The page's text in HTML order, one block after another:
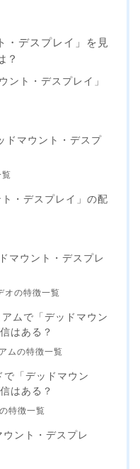
・デスプレイ」を見
？
ント・デスプレイ」
ドマウント・デスプ
・デスプレイ」の配
マウント・デスプレ
オの特徴一覧
ムで「デッドマウン
はある？
ムの特徴一覧
「デッドマウン
はある？
特徴一覧
ント・デスプレ